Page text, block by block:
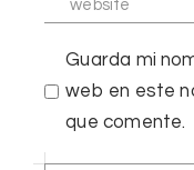
Guarda mi
web en este
que comente.